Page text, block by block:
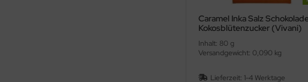
Caramel Inka Salz
Kokosblütenzucker (Vivani)
Inhalt: 80 g
Versandgewicht: 0,090 kg
Lieferzeit: 1-4 Werktage